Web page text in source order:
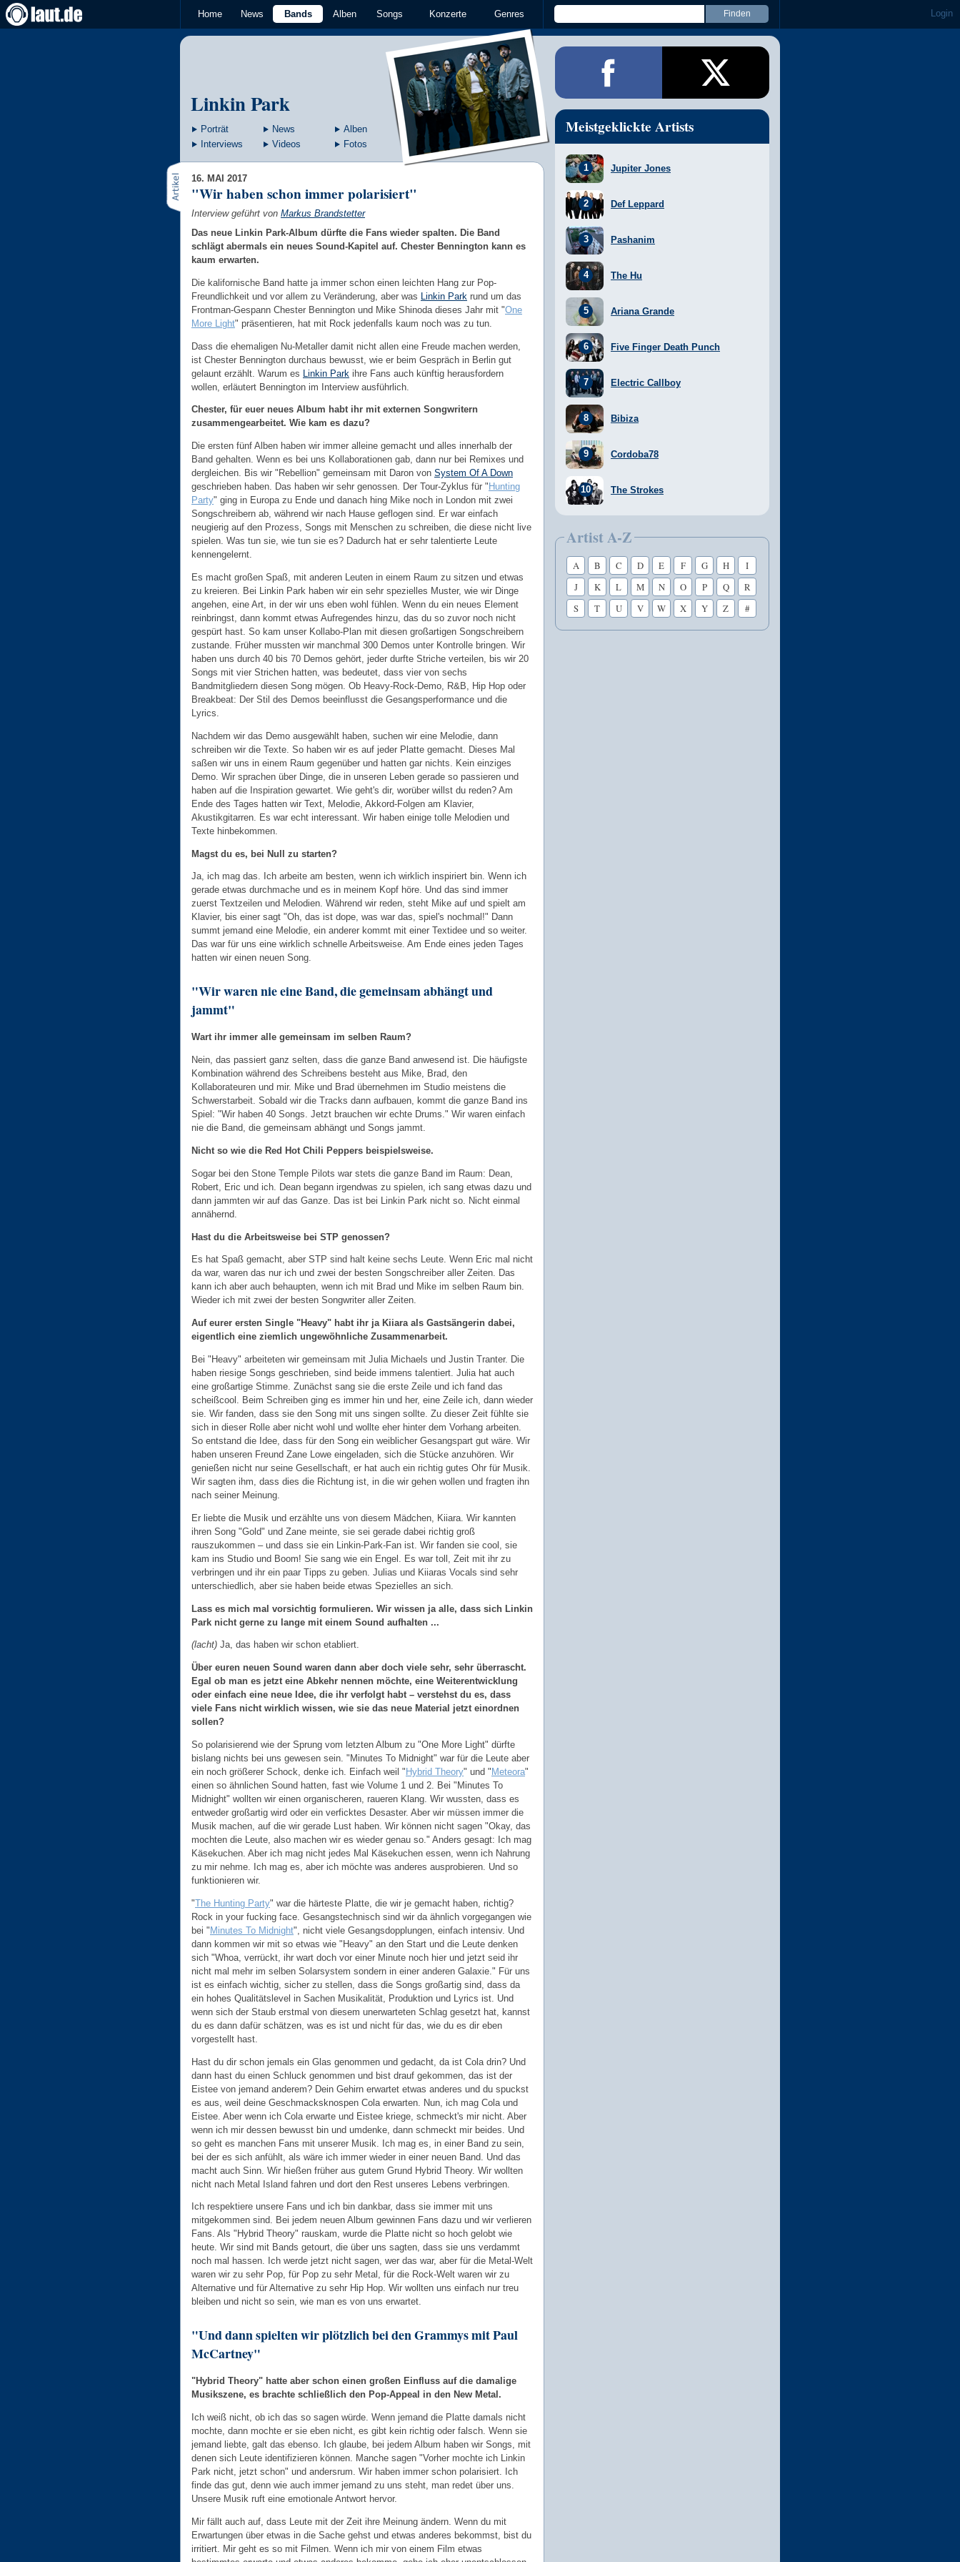
Home News Bands Alben Songs Konzerte Genres Login
Linkin Park
Porträt News
Alben
Interviews
Videos Fotos
16. MAI 2017
"Wir haben schon immer polarisiert"
Interview geführt von Markus Brandstetter
Das neue Linkin Park-Album dürfte die Fans wieder spalten. Die Band
schlägt abermals ein neues Sound-Kapitel auf. Chester Bennington kann es
kaum erwarten.
Die kalifornische Band hatte ja immer schon einen leichten Hang zur Pop-
Freundlichkeit und vor allem zu Veränderung, aber was
Linkin Park rund um das
Frontman-Gespann Chester Bennington und Mike Shinoda dieses Jahr mit "One
More Light" präsentieren, hat mit Rock jedenfalls kaum noch was zu tun.
Dass die ehemaligen Nu-Metaller damit nicht allen eine Freude machen werden,
ist Chester Bennington durchaus bewusst, wie er beim Gespräch in Berlin gut
gelaunt erzählt. Warum es Linkin Park ihre Fans auch künftig herausfordern
wollen, erläutert Bennington im Interview ausführlich.
Chester, für euer neues Album habt ihr mit externen Songwritern
zusammengearbeitet. Wie kam es dazu?
Die ersten fünf Alben haben wir immer alleine gemacht und alles innerhalb der
Band gehalten. Wenn es bei uns Kollaborationen gab, dann nur bei Remixes und
dergleichen. Bis wir "Rebellion" gemeinsam mit Daron von System Of A Down
geschrieben haben. Das haben wir sehr genossen. Der Tour-Zyklus für " Hunting
Party" ging in Europa zu Ende und danach hing Mike noch in London mit zwei
Songschreibern ab, während wir nach Hause geflogen sind. Er war einfach
neugierig auf den Prozess, Songs mit Menschen zu schreiben, die diese nicht live
spielen. Was tun sie, wie tun sie es? Dadurch hat er sehr talentierte Leute
kennengelernt.
Es macht großen Spaß, mit anderen Leuten in einem Raum zu sitzen und etwas
zu kreieren. Bei Linkin Park haben wir ein sehr spezielles Muster, wie wir Dinge
angehen, eine Art, in der wir uns eben wohl fühlen. Wenn du ein neues Element
reinbringst, dann kommt etwas Aufregendes hinzu, das du so zuvor noch nicht
gespürt hast. So kam unser Kollabo-Plan mit diesen großartigen Songschreibern
zustande. Früher mussten wir manchmal 300 Demos unter Kontrolle bringen. Wir
haben uns durch 40 bis 70 Demos gehört, jeder durfte Striche verteilen, bis wir 20
Songs mit vier Strichen hatten, was bedeutet, dass vier von sechs
Bandmitgliedern diesen Song mögen. Ob Heavy-Rock-Demo, R&B, Hip Hop oder
Breakbeat: Der Stil des Demos beeinflusst die Gesangsperformance und die
Lyrics.
Nachdem wir das Demo ausgewählt haben, suchen wir eine Melodie, dann
schreiben wir die Texte. So haben wir es auf jeder Platte gemacht. Dieses Mal
saßen wir uns in einem Raum gegenüber und hatten gar nichts. Kein einziges
Demo. Wir sprachen über Dinge, die in unseren Leben gerade so passieren und
haben auf die Inspiration gewartet. Wie geht's dir, worüber willst du reden? Am
Ende des Tages hatten wir Text, Melodie, Akkord-Folgen am Klavier,
Akustikgitarren. Es war echt interessant. Wir haben einige tolle Melodien und
Texte hinbekommen.
Magst du es, bei Null zu starten?
Ja, ich mag das. Ich arbeite am besten, wenn ich wirklich inspiriert bin. Wenn ich
gerade etwas durchmache und es in meinem Kopf höre. Und das sind immer
zuerst Textzeilen und Melodien. Während wir reden, steht Mike auf und spielt am
Klavier, bis einer sagt "Oh, das ist dope, was war das, spiel's nochmal!" Dann
summt jemand eine Melodie, ein anderer kommt mit einer Textidee und so weiter.
Das war für uns eine wirklich schnelle Arbeitsweise. Am Ende eines jeden Tages
hatten wir einen neuen Song.
"Wir waren nie eine Band, die gemeinsam abhängt und
jammt"
Wart ihr immer alle gemeinsam im selben Raum?
Nein, das passiert ganz selten, dass die ganze Band anwesend ist. Die häufigste
Kombination während des Schreibens besteht aus Mike, Brad, den
Kollaborateuren und mir. Mike und Brad übernehmen im Studio meistens die
Schwerstarbeit. Sobald wir die Tracks dann aufbauen, kommt die ganze Band ins
Spiel: "Wir haben 40 Songs. Jetzt brauchen wir echte Drums." Wir waren einfach
nie die Band, die gemeinsam abhängt und Songs jammt.
Nicht so wie die Red Hot Chili Peppers beispielsweise.
Sogar bei den Stone Temple Pilots war stets die ganze Band im Raum: Dean,
Robert, Eric und ich. Dean begann irgendwas zu spielen, ich sang etwas dazu und
dann jammten wir auf das Ganze. Das ist bei Linkin Park nicht so. Nicht einmal
annähernd.
Hast du die Arbeitsweise bei STP genossen?
Es hat Spaß gemacht, aber STP sind halt keine sechs Leute. Wenn Eric mal nicht
da war, waren das nur ich und zwei der besten Songschreiber aller Zeiten. Das
kann ich aber auch behaupten, wenn ich mit Brad und Mike im selben Raum bin.
Wieder ich mit zwei der besten Songwriter aller Zeiten.
Auf eurer ersten Single "Heavy" habt ihr ja Kiiara als Gastsängerin dabei,
eigentlich eine ziemlich ungewöhnliche Zusammenarbeit.
Bei "Heavy" arbeiteten wir gemeinsam mit Julia Michaels und Justin Tranter. Die
haben riesige Songs geschrieben, sind beide immens talentiert. Julia hat auch
eine großartige Stimme. Zunächst sang sie die erste Zeile und ich fand das
scheißcool. Beim Schreiben ging es immer hin und her, eine Zeile ich, dann wieder
sie. Wir fanden, dass sie den Song mit uns singen sollte. Zu dieser Zeit fühlte sie
sich in dieser Rolle aber nicht wohl und wollte eher hinter dem Vorhang arbeiten.
So entstand die Idee, dass für den Song ein weiblicher Gesangspart gut wäre. Wir
haben unseren Freund Zane Lowe eingeladen, sich die Stücke anzuhören. Wir
genießen nicht nur seine Gesellschaft, er hat auch ein richtig gutes Ohr für Musik.
Wir sagten ihm, dass dies die Richtung ist, in die wir gehen wollen und fragten ihn
nach seiner Meinung.
Er liebte die Musik und erzählte uns von diesem Mädchen, Kiiara. Wir kannten
ihren Song "Gold" und Zane meinte, sie sei gerade dabei richtig groß
rauszukommen – und dass sie ein Linkin-Park-Fan ist. Wir fanden sie cool, sie
kam ins Studio und Boom! Sie sang wie ein Engel. Es war toll, Zeit mit ihr zu
verbringen und ihr ein paar Tipps zu geben. Julias und Kiiaras Vocals sind sehr
unterschiedlich, aber sie haben beide etwas Spezielles an sich.
Lass es mich mal vorsichtig formulieren. Wir wissen ja alle, dass sich Linkin
Park nicht gerne zu lange mit einem Sound aufhalten ...
(lacht) Ja, das haben wir schon etabliert.
Über euren neuen Sound waren dann aber doch viele sehr, sehr überrascht.
Egal ob man es jetzt eine Abkehr nennen möchte, eine Weiterentwicklung
oder einfach eine neue Idee, die ihr verfolgt habt – verstehst du es, dass
viele Fans nicht wirklich wissen, wie sie das neue Material jetzt einordnen
sollen?
So polarisierend wie der Sprung vom letzten Album zu "One More Light" dürfte
bislang nichts bei uns gewesen sein. "Minutes To Midnight" war für die Leute aber
ein noch größerer Schock, denke ich. Einfach weil " Hybrid Theory" und " Meteora"
einen so ähnlichen Sound hatten, fast wie Volume 1 und 2. Bei "Minutes To
Midnight" wollten wir einen organischeren, raueren Klang. Wir wussten, dass es
entweder großartig wird oder ein verficktes Desaster. Aber wir müssen immer die
Musik machen, auf die wir gerade Lust haben. Wir können nicht sagen "Okay, das
mochten die Leute, also machen wir es wieder genau so." Anders gesagt: Ich mag
Käsekuchen. Aber ich mag nicht jedes Mal Käsekuchen essen, wenn ich Nahrung
zu mir nehme. Ich mag es, aber ich möchte was anderes ausprobieren. Und so
funktionieren wir.
"The Hunting Party" war die härteste Platte, die wir je gemacht haben, richtig?
Rock in your fucking face. Gesangstechnisch sind wir da ähnlich vorgegangen wie
bei "Minutes To Midnight", nicht viele Gesangsdopplungen, einfach intensiv. Und
dann kommen wir mit so etwas wie "Heavy" an den Start und die Leute denken
sich "Whoa, verrückt, ihr wart doch vor einer Minute noch hier und jetzt seid ihr
nicht mal mehr im selben Solarsystem sondern in einer anderen Galaxie." Für uns
ist es einfach wichtig, sicher zu stellen, dass die Songs großartig sind, dass da
ein hohes Qualitätslevel in Sachen Musikalität, Produktion und Lyrics ist. Und
wenn sich der Staub erstmal von diesem unerwarteten Schlag gesetzt hat, kannst
du es dann dafür schätzen, was es ist und nicht für das, wie du es dir eben
vorgestellt hast.
Hast du dir schon jemals ein Glas genommen und gedacht, da ist Cola drin? Und
dann hast du einen Schluck genommen und bist drauf gekommen, das ist der
Eistee von jemand anderem? Dein Gehirn erwartet etwas anderes und du spuckst
es aus, weil deine Geschmacksknospen Cola erwarten. Nun, ich mag Cola und
Eistee. Aber wenn ich Cola erwarte und Eistee kriege, schmeckt's mir nicht. Aber
wenn ich mir dessen bewusst bin und umdenke, dann schmeckt mir beides. Und
so geht es manchen Fans mit unserer Musik. Ich mag es, in einer Band zu sein,
bei der es sich anfühlt, als wäre ich immer wieder in einer neuen Band. Und das
macht auch Sinn. Wir hießen früher aus gutem Grund Hybrid Theory. Wir wollten
nicht nach Metal Island fahren und dort den Rest unseres Lebens verbringen.
Ich respektiere unsere Fans und ich bin dankbar, dass sie immer mit uns
mitgekommen sind. Bei jedem neuen Album gewinnen Fans dazu und wir verlieren
Fans. Als "Hybrid Theory" rauskam, wurde die Platte nicht so hoch gelobt wie
heute. Wir sind mit Bands getourt, die über uns sagten, dass sie uns verdammt
noch mal hassen. Ich werde jetzt nicht sagen, wer das war, aber für die Metal-Welt
waren wir zu sehr Pop, für Pop zu sehr Metal, für die Rock-Welt waren wir zu
Alternative und für Alternative zu sehr Hip Hop. Wir wollten uns einfach nur treu
bleiben und nicht so sein, wie man es von uns erwartet.
"Und dann spielten wir plötzlich bei den Grammys mit Paul
McCartney"
"Hybrid Theory" hatte aber schon einen großen Einfluss auf die damalige
Musikszene, es brachte schließlich den Pop-Appeal in den New Metal.
Ich weiß nicht, ob ich das so sagen würde. Wenn jemand die Platte damals nicht
mochte, dann mochte er sie eben nicht, es gibt kein richtig oder falsch. Wenn sie
jemand liebte, galt das ebenso. Ich glaube, bei jedem Album haben wir Songs, mit
denen sich Leute identifizieren können. Manche sagen "Vorher mochte ich Linkin
Park nicht, jetzt schon" und andersrum. Wir haben immer schon polarisiert. Ich
finde das gut, denn wie auch immer jemand zu uns steht, man redet über uns.
Unsere Musik ruft eine emotionale Antwort hervor.
Mir fällt auch auf, dass Leute mit der Zeit ihre Meinung ändern. Wenn du mit
Erwartungen über etwas in die Sache gehst und etwas anderes bekommst, bist du
irritiert. Mir geht es so mit Filmen. Wenn ich mir von einem Film etwas
Meistgeklickte Artists
Jupiter Jones
Def Leppard
Pashanim
The Hu
Ariana Grande
Five Finger Death Punch
Electric Callboy
Bibiza
Cordoba78
The Strokes
Artist A-Z
A B C D E F G H
I
J
K L M N O P Q
R
S
T U V W X Y Z #